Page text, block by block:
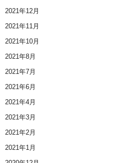
2021年12月
2021年11月
2021年10月
2021年8月
2021年7月
2021年6月
2021年4月
2021年3月
2021年2月
2021年1月